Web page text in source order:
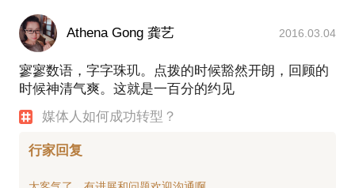
Athena Gong 龚艺 2016.03.04
寥寥数语，字字珠玑。点拨的时候豁然开朗，回顾的
时候神清气爽。这就是一百分的约见
媒体人如何成功转型？
行家回复